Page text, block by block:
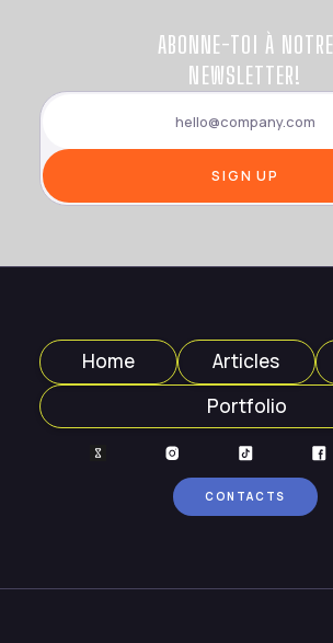
ABONNE-TOI À NOTRE
NEWSLETTER!
Home Articles
Portfolio
CONTACTS